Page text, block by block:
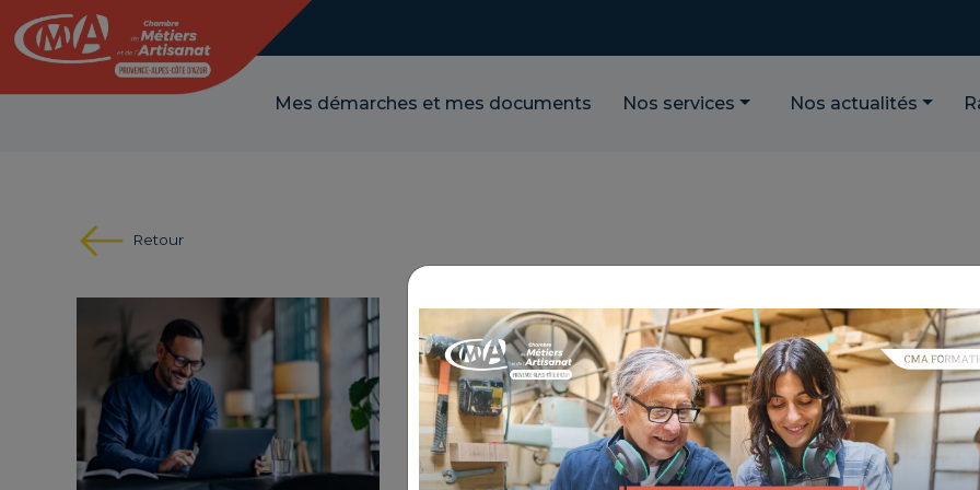
Mes démarches et mes documents Nos services Nos actualités
Retour
MON PARCOURS DE FORMATION
COMMUNICATION DIGITALE
RÉFÉRENCE : 4.4.91
THÉMATIQUE : BOOSTER MES VENTES
Panneau de gestion des cookies